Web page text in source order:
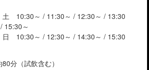
10:30～ / 11:30～ / 12:30～ / 13:30
15:30～
10:30～ / 12:30～ / 14:30～ / 15:30
分（試飲含む）